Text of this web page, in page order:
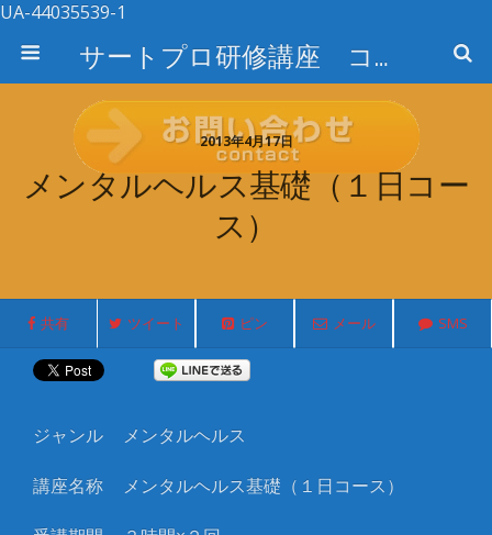
UA-44035539-1
サートプロ研修講座 コース検索
2013年4月17日
メンタルヘルス基礎（１日コー
ス）
共有 ツイート ピン メール SMS
ジャンル メンタルヘルス
講座名称 メンタルヘルス基礎（１日コース）